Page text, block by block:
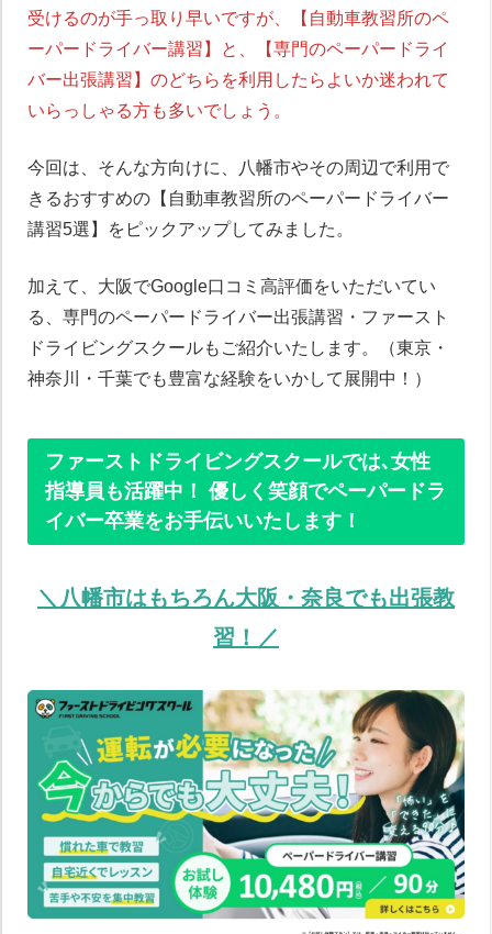
受けるのが手っ取り早いですが、【自動車教習所のペ
ーパードライバー講習】と、【専門のペーパードライ
バー出張講習】のどちらを利用したらよいか迷われて
いらっしゃる方も多いでしょう。
今回は、そんな方向けに、八幡市やその周辺で利用で
きるおすすめの【自動車教習所のペーパードライバー
講習5選】をピックアップしてみました。
加えて、大阪でGoogle口コミ高評価をいただいてい
る、専門のペーパードライバー出張講習・ファースト
ドライビングスクールもご紹介いたします。（東京・
神奈川・千葉でも豊富な経験をいかして展開中！）
ファーストドライビングスクールでは､女性
指導員も活躍中！ 優しく笑顔でペーパードラ
イバー卒業をお手伝いいたします！
＼八幡市はもちろん大阪・奈良でも出張教
習！／